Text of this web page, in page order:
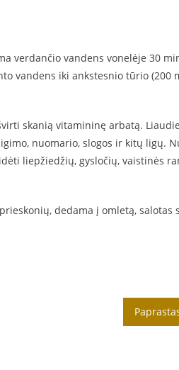
verdančio vandens vonelėje 30
vandens iki ankstesnio tūrio (200
skanią vitamininę arbatą.
nuomario, slogos ir kitų ligų.
liepžiedžių, gysločių, vaistinės
dedama į omletą, salotas